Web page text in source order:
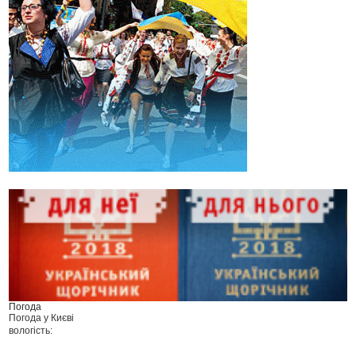
Погода
Погода у Києві
вологість: